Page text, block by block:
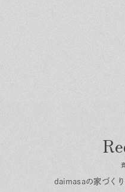
daimasaの家づく